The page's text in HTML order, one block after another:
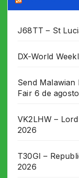
J68TT – St
DX-World
Send
Fair 6 de
VK2LHW –
2026
T30GI –
2026